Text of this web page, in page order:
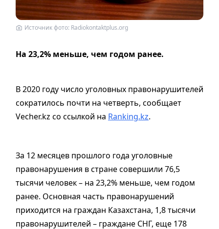
Источник фото: Radiokontaktplus.org
На 23,2% меньше, чем годом ранее.
В 2020 году число уголовных правонарушителей
сократилось почти на четверть, сообщает
Vecher.kz со ссылкой на Ranking.kz.
За 12 месяцев прошлого года уголовные
правонарушения в стране совершили 76,5
тысячи человек – на 23,2% меньше, чем годом
ранее. Основная часть правонарушений
приходится на граждан Казахстана, 1,8 тысячи
правонарушителей – граждане СНГ, еще 178